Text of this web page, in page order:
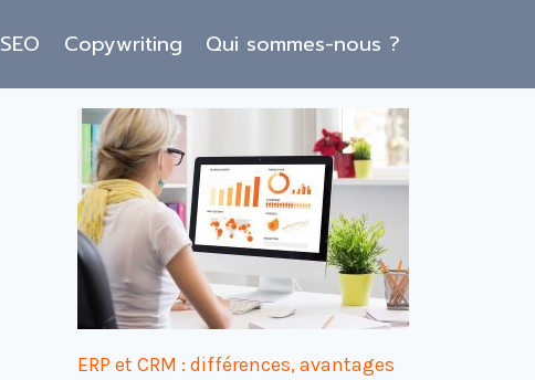
SEO Copywriting Qui sommes-nous ?
ERP et CRM : différences, avantages